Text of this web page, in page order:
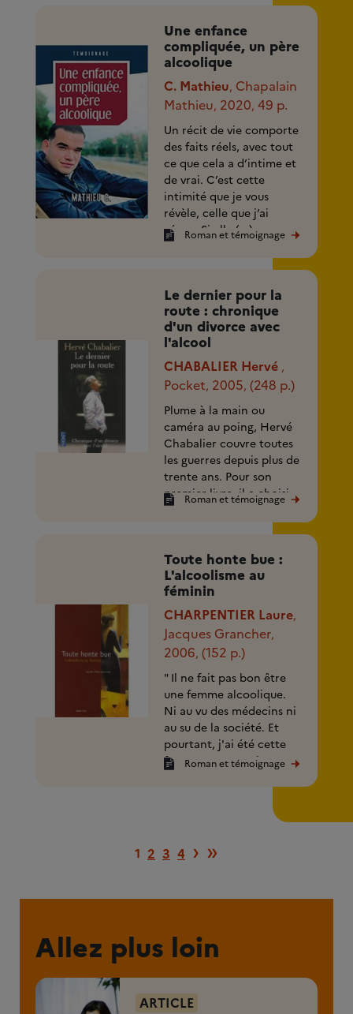
Une enfance
compliquée, un père
alcoolique
C. Mathieu, Chapalain
Mathieu, 2020,49 p.
Un récit de vie comporte
des faits réels, avec tout
ce que cela a d’intime et
de vrai. C’est cette
intimité que je vous
révèle, celle que j’ai
vécue. Si elle (...)
Roman et témoignage
Le dernier pour la
route : chronique
d'un divorce avec
l'alcool
CHABALIER Hervé ,
Pocket, 2005,(248 p.)
Plume à la main ou
caméra au poing, Hervé
Chabalier couvre toutes
les guerres depuis plus de
trente ans. Pour son
premier livre, il a choisi
de raconter la (...)
Roman et témoignage
Toute honte bue :
L'alcoolisme au
féminin
CHARPENTIER Laure,
Jacques Grancher,
2006,(152 p.)
" Il ne fait pas bon être
une femme alcoolique.
Ni au vu des médecins ni
au su de la société. Et
pourtant, j'ai été cette
femme... " Les trois
Roman et témoignage
1 2 3 4 Page suivante
› Dernière page
»
Allez plus loin
ARTICLE